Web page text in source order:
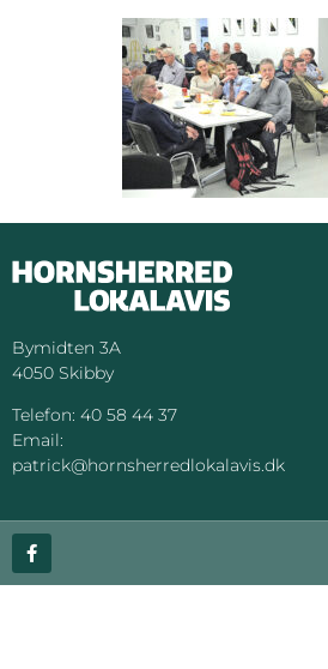
Bymidten 3A
4050 Skibby
Telefon: 40 58 44 37
Email:
patrick@hornsherredlokalavis.dk